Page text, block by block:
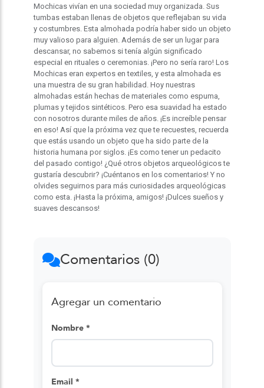
Mochicas vivían en una sociedad muy organizada. Sus
tumbas estaban llenas de objetos que reflejaban su vida
y costumbres. Esta almohada podría haber sido un objeto
muy valioso para alguien. Además de ser un lugar para
descansar, no sabemos si tenía algún significado
especial en rituales o ceremonias. ¡Pero no sería raro! Los
Mochicas eran expertos en textiles, y esta almohada es
una muestra de su gran habilidad. Hoy nuestras
almohadas están hechas de materiales como espuma,
plumas y tejidos sintéticos. Pero esa suavidad ha estado
con nosotros durante miles de años. ¡Es increíble pensar
en eso! Así que la próxima vez que te recuestes, recuerda
que estás usando un objeto que ha sido parte de la
historia humana por siglos. ¡Es como tener un pedacito
del pasado contigo! ¿Qué otros objetos arqueológicos te
gustaría descubrir? ¡Cuéntanos en los comentarios! Y no
olvides seguirnos para más curiosidades arqueológicas
como esta. ¡Hasta la próxima, amigos! ¡Dulces sueños y
suaves descansos!
Comentarios (0)
Agregar un comentario
Nombre *
Email *